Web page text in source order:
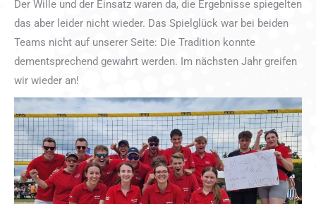
Der Wille und der Einsatz waren da, die Ergebnisse spiegelten
das aber leider nicht wieder. Das Spielglück war bei beiden
Teams nicht auf unserer Seite: Die Tradition konnte
dementsprechend gewahrt werden. Im nächsten Jahr greifen
wir wieder an!